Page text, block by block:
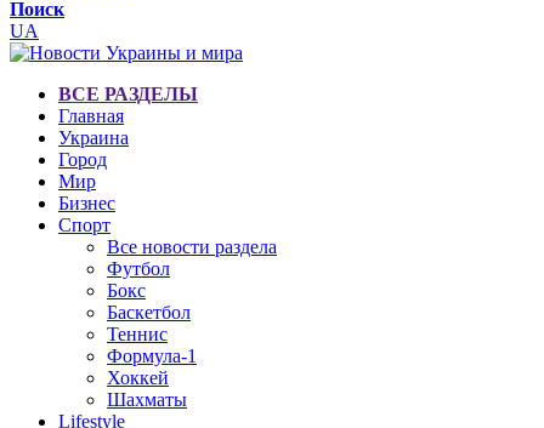
Поиск
UA
ВСЕ РАЗДЕЛЫ
Главная
Украина
Город
Мир
Бизнес
Спорт
Все новости раздела
Футбол
Бокс
Баскетбол
Теннис
Формула-1
Хоккей
Шахматы
Lifestyle